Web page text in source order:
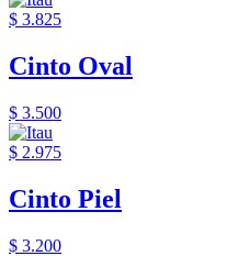
$ 3.825
Cinto Oval
$ 3.500
$ 2.975
Cinto Piel
$ 3.200